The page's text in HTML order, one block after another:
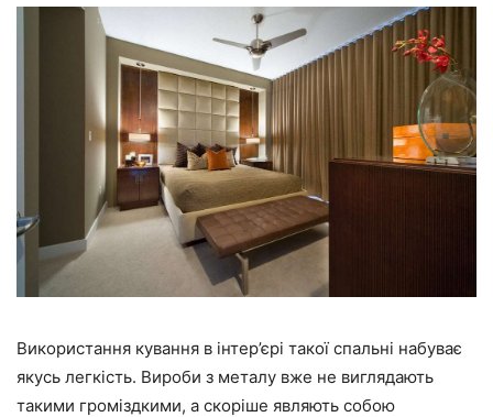
Використання кування в інтер’єрі такої спальні набуває
якусь легкість. Вироби з металу вже не виглядають
такими громіздкими, а скоріше являють собою